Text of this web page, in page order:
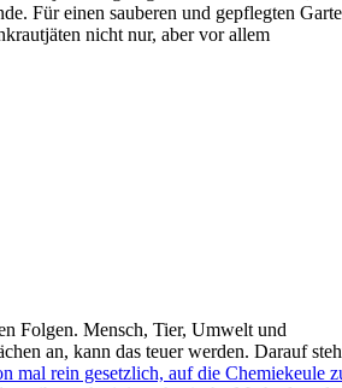
Für einen sauberen und gepflegten
nicht nur, aber vor allem
Folgen. Mensch, Tier, Umwelt und
an, kann das teuer werden. Darauf
mal rein gesetzlich, auf die Chemiekeule